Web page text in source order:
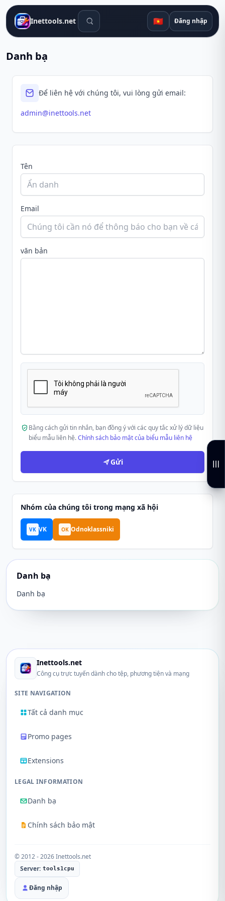
Inettools.net Công cụ tìm kiếm 🇻🇳 Đăng nhập
Danh bạ
Để liên hệ với chúng tôi, vui lòng gửi email:
admin@inettools.net
Tên
Email
văn bản
Bằng cách gửi tin nhắn, bạn đồng ý với các quy tắc xử lý dữ liệu
biểu mẫu liên hệ.Chính sách bảo mật của biểu mẫu liên hệ
Gửi
Nhóm của chúng tôi trong mạng xã hội
VK VK OK Odnoklassniki
Danh bạ
Danh bạ
Inettools.net
Công cụ trực tuyến dành cho tệp, phương tiện và mạng
SITE NAVIGATION
Tất cả danh mục
Promo pages
Extensions
LEGAL INFORMATION
Danh bạ
Chính sách bảo mật
© 2012 - 2026 Inettools.net
Server: tools1cpu
Đăng nhập